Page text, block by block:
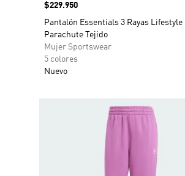
Precio
$229.950
Pantalón Essentials 3 Rayas Lifestyle
Parachute Tejido
Mujer Sportswear
5 colores
Nuevo